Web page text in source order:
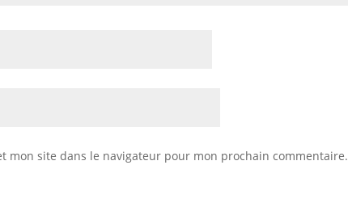
mon site dans le navigateur pour mon prochain commentaire.